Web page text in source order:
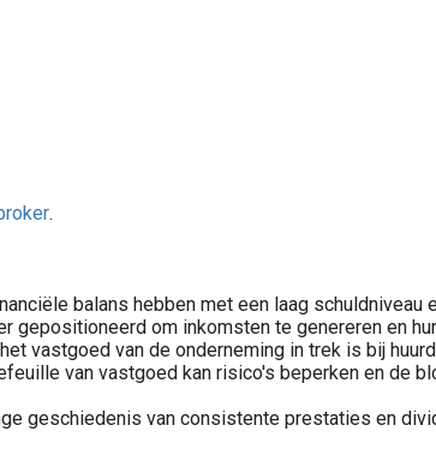
.
balans hebben met een laag
gepositioneerd om inkomsten te genereren en
vastgoed van de onderneming in trek is bij
van vastgoed kan risico's beperken en de
geschiedenis van consistente prestaties en